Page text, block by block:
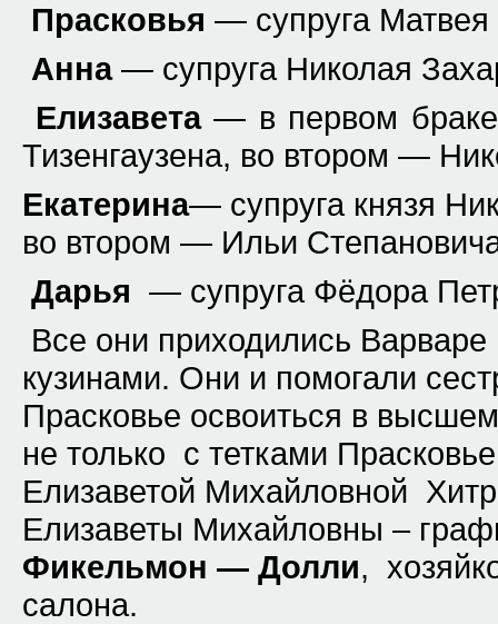
Прасковья — супруга Матвея
Анна— супруга Николая
Елизавета— в первом
Тизенгаузена, во втором —
Екатерина— супруга князя
во втором — Ильи
Дарья — супруга Фёдора
Все они приходились
кузинами. Они и помогали
Прасковье освоиться в
не только с тетками
Елизаветой Михайловной
Елизаветы Михайловны –
Фикельмон — Долли,
салона.